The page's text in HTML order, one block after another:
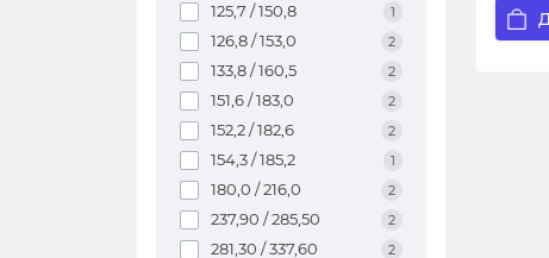
125,7 / 150,8 1
126,8 / 153,0 2
133,8 / 160,5 2
151,6 / 183,0 2
152,2 / 182,6 2
154,3 / 185,2 1
180,0 / 216,0 2
237,90 / 285,50 2
281,30 / 337,60 2